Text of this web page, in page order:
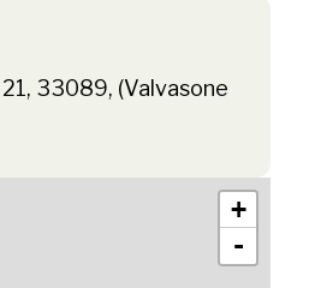
33089, (Valvasone
+
-